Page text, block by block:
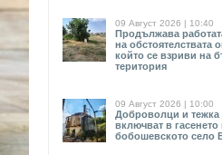
09 Август 2026 | 10:40
Продължава
на обстоятелствата
който се взриви на
територия
09 Август 2026 | 10:00
Доброволци и тежка
включват в
бобошевското село